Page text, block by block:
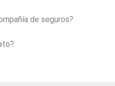
de seguros?